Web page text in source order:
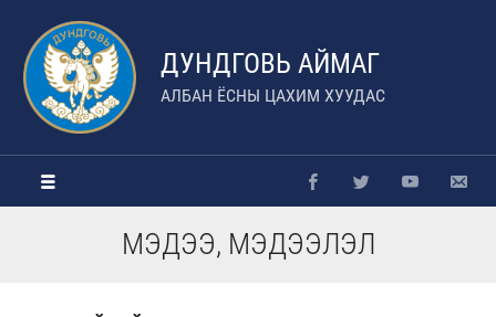
ДУНДГОВЬ АЙМАГ
АЛБАН ЁСНЫ ЦАХИМ ХУУДАС
МЭДЭЭ, МЭДЭЭЛЭЛ